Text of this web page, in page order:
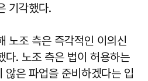
기각했다.
노조 측은 즉각적인 이의신
다. 노조 측은 법이 허용하는
않은 파업을 준비하겠다는 입